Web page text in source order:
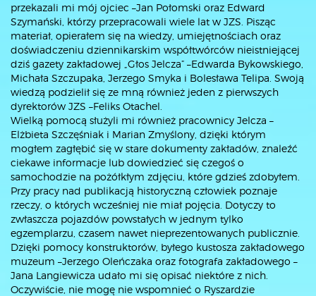
przekazali mi mój ojciec –Jan Połomski oraz Edward
Szymański, którzy przepracowali wiele lat w JZS. Pisząc
materiał, opierałem się na wiedzy, umiejętnościach oraz
doświadczeniu dziennikarskim współtwórców nieistniejącej
dziś gazety zakładowej „Głos Jelcza” –Edwarda Bykowskiego,
Michała Szczupaka, Jerzego Smyka i Bolesława Telipa. Swoją
wiedzą podzielił się ze mną również jeden z pierwszych
dyrektorów JZS –Feliks Otachel.
Wielką pomocą służyli mi również pracownicy Jelcza –
Elżbieta Szczęśniak i Marian Zmyślony, dzięki którym
mogłem zagłębić się w stare dokumenty zakładów, znaleźć
ciekawe informacje lub dowiedzieć się czegoś o
samochodzie na pożółkłym zdjęciu, które gdzieś zdobyłem.
Przy pracy nad publikacją historyczną człowiek poznaje
rzeczy, o których wcześniej nie miał pojęcia. Dotyczy to
zwłaszcza pojazdów powstałych w jednym tylko
egzemplarzu, czasem nawet nieprezentowanych publicznie.
Dzięki pomocy konstruktorów, byłego kustosza zakładowego
muzeum –Jerzego Oleńczaka oraz fotografa zakładowego –
Jana Langiewicza udało mi się opisać niektóre z nich.
Oczywiście, nie mogę nie wspomnieć o Ryszardzie